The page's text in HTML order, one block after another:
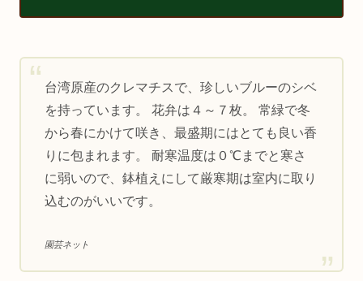
台湾原産のクレマチスで、珍しいブルーのシベ
を持っています。 花弁は４～７枚。 常緑で冬
から春にかけて咲き、最盛期にはとても良い香
りに包まれます。 耐寒温度は０℃までと寒さ
に弱いので、鉢植えにして厳寒期は室内に取り
込むのがいいです。
園芸ネット